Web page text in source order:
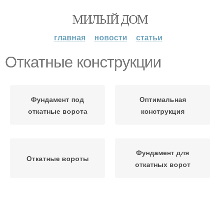
МИЛЫЙ ДОМ
главная новости статьи
Откатные конструкции
Фундамент под
откатные ворота
Оптимальная
конструкция
Откатные вороты
Фундамент для
откатных ворот